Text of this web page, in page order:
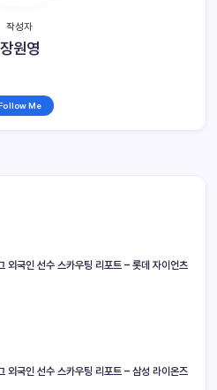
작성자
장원영
Me
국인 선수 스카우팅 리포트 – 롯데 자이언츠
국인 선수 스카우팅 리포트 – 삼성 라이온즈